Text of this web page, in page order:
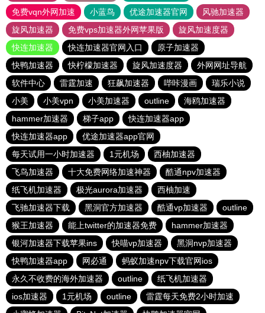
免费vqn外网加速
小蓝鸟 优途加速器官网
风驰加速器
旋风加速器
免费vps加速器外网苹果版
旋风加速度器
快连加速器
快连加速器官网入口
原子加速器
快鸭加速器
快柠檬加速器 旋风加速度器
外网网址导航
软件中心
雷霆加速 狂飙加速器 哔咔漫画
瑞乐小说
小美
小美vpn 小美加速器 outline
海鸥加速器
hammer加速器
梯子app
快连加速器app
快连加速器app
优途加速器app官网
每天试用一小时加速器
1元机场
西柚加速器
飞鸟加速器
十大免费网络加速神器
酷通npv加速器
纸飞机加速器
极光aurora加速器
西柚加速
飞驰加速器下载
黑洞官方加速器 酷通vp加速器
outline
猴王加速器
能上twitter的加速器免费
hammer加速器
银河加速器下载苹果ins
快喵vp加速器
黑洞nvp加速器
快鸭加速器app
网必通
蚂蚁加速npv下载官网ios
永久不收费的海外加速器
outline
纸飞机加速器
ios加速器
1元机场 outline
雷霆每天免费2小时加速